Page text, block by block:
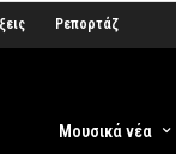
Ρεπορτάζ
Μουσικά νέα